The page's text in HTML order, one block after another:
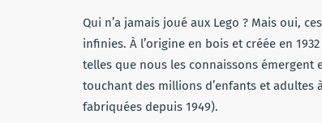
Qui n’a jamais joué aux Lego ? Mais oui,
infinies. À l’origine en bois et créée en
telles que nous les connaissons émergent
touchant des millions d’enfants et adultes
fabriquées depuis 1949).